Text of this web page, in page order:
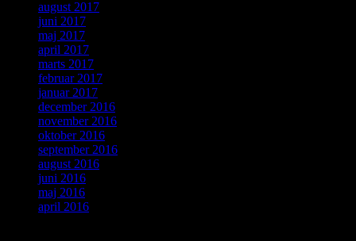
august 2017
juni 2017
maj 2017
april 2017
marts 2017
februar 2017
januar 2017
december 2016
november 2016
oktober 2016
september 2016
august 2016
juni 2016
maj 2016
april 2016